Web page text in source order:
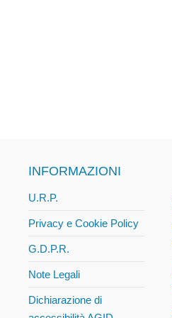
INFORMAZIONI
U.R.P.
Privacy e Cookie Policy
G.D.P.R.
Note Legali
Dichiarazione di